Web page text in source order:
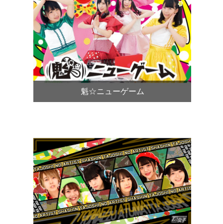
魁☆ニューゲーム